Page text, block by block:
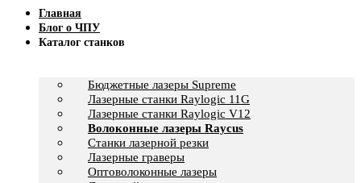
Главная
Блог о ЧПУ
Каталог станков
Бюджетные лазеры Supreme
Лазерные станки Raylogic 11G
Лазерные станки Raylogic V12
Волоконные лазеры Raycus
Станки лазерной резки
Лазерные граверы
Оптоволоконные лазеры